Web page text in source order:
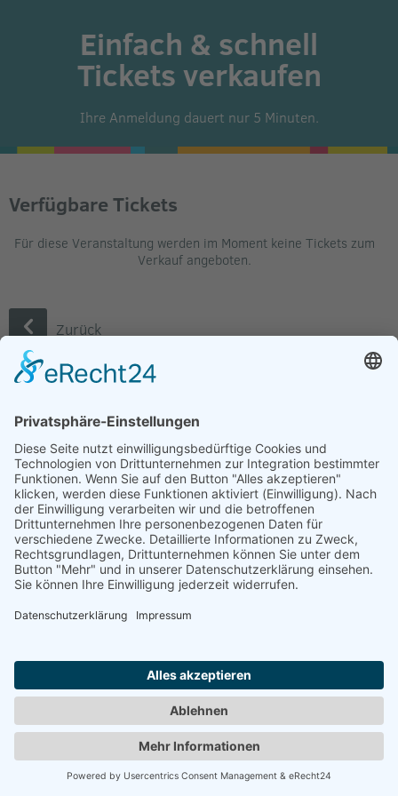
Einfach & schnell
Tickets verkaufen
Ihre Anmeldung dauert nur 5 Minuten.
Verfügbare Tickets
Für diese Veranstaltung werden im Moment keine Tickets zum
Verkauf angeboten.
Zurück
Nach oben